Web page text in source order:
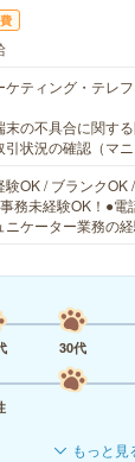
ケティング・テレ
末の不具合に関す
引状況の確認（マ
験OK / ブランクOK
務未経験OK！●電
ニケーター業務の
30代
もっと見